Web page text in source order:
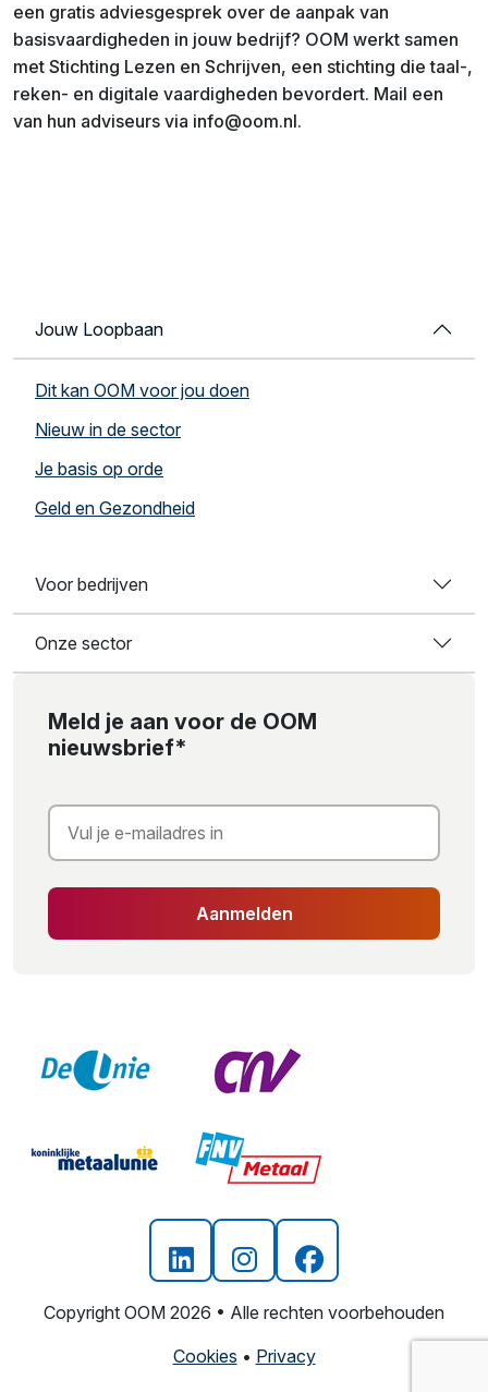
een gratis adviesgesprek over de aanpak van
basisvaardigheden in jouw bedrijf? OOM werkt samen
met Stichting Lezen en Schrijven, een stichting die taal-,
reken- en digitale vaardigheden bevordert. Mail een
van hun adviseurs via info@oom.nl.
Jouw Loopbaan
Dit kan OOM voor jou doen
Nieuw in de sector
Je basis op orde
Geld en Gezondheid
Voor bedrijven
Onze sector
Meld je aan voor de OOM
nieuwsbrief*
Aanmelden
Copyright OOM 2026 • Alle rechten voorbehouden
Cookies • Privacy